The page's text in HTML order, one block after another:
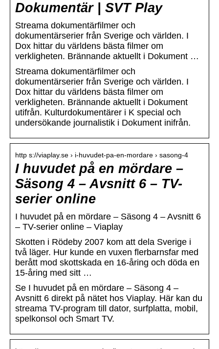
Dokumentär | SVT Play
Streama dokumentärfilmer och
dokumentärserier från Sverige och världen. I
Dox hittar du världens bästa filmer om
verkligheten. Brännande aktuellt i Dokument …
Streama dokumentärfilmer och
dokumentärserier från Sverige och världen. I
Dox hittar du världens bästa filmer om
verkligheten. Brännande aktuellt i Dokument
utifrån. Kulturdokumentärer i K special och
undersökande journalistik i Dokument inifrån.
http s://viaplay.se › i-huvudet-pa-en-mordare › sasong-4
I huvudet på en mördare –
Säsong 4 – Avsnitt 6 – TV-
serier online
I huvudet på en mördare – Säsong 4 – Avsnitt 6
– TV-serier online – Viaplay
Skotten i Rödeby 2007 kom att dela Sverige i
två läger. Hur kunde en vuxen flerbarnsfar med
berått mod skottskada en 16-åring och döda en
15-åring med sitt …
Se I huvudet på en mördare – Säsong 4 –
Avsnitt 6 direkt på nätet hos Viaplay. Här kan du
streama TV-program till dator, surfplatta, mobil,
spelkonsol och Smart TV.